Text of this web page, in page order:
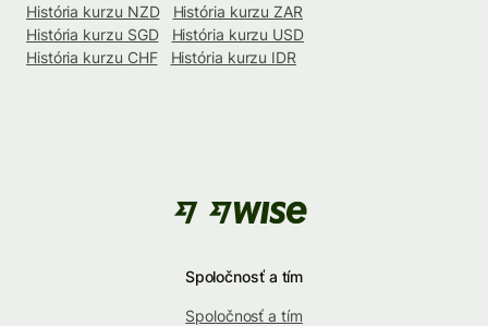
História kurzu NZD
História kurzu ZAR
História kurzu SGD
História kurzu USD
História kurzu CHF
História kurzu IDR
Spoločnosť a tím
Spoločnosť a tím